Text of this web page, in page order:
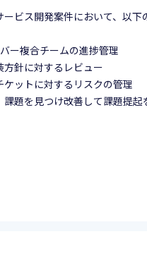
ビス開発案件において、以下
ー複合チームの進捗管理
方針に対するレビュー
ケットに対するリスクの管理
課題を見つけ改善して課題提起